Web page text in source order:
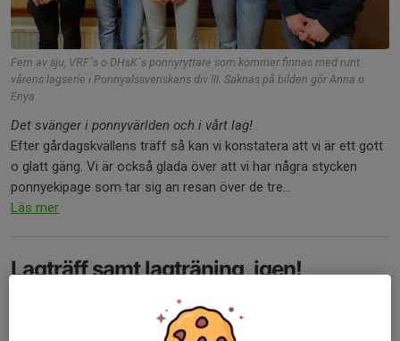
Fem av sju, VRF´s o DHsK´s ponnyryttare som kommer finnas med runt
vårens lagserie i Ponnyalssvenskans div III. Saknas på bilden gör Anna o
Enya.
Det svänger i ponnyvärlden och i vårt lag!
Efter gårdagskvällens träff så kan vi konstatera att vi är ett gott
o glatt gäng. Vi är också glada över att vi har några stycken
ponnyekipage som tar sig an resan över de tre...
Läs mer
Lagträff samt lagträning, igen!
1 kommentar
Eftersom vi ställde in vårlagträning med AWK